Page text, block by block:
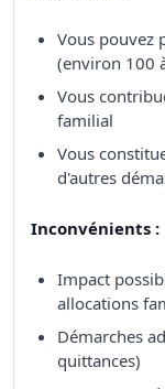
Vous pouvez
(environ 100
Vous
familial
Vous
d'autres
Inconvénients :
Impact
allocations
Démarches
quittances)